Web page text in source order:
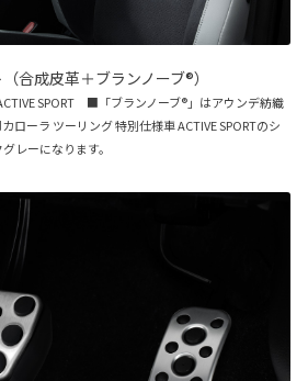
合成皮革＋ブランノーブ®）
SPORT ■「ブランノーブ®」はアウンデ紡織
ーラ ツーリング 特別仕様車 ACTIVE SPORTのシ
レーになります。